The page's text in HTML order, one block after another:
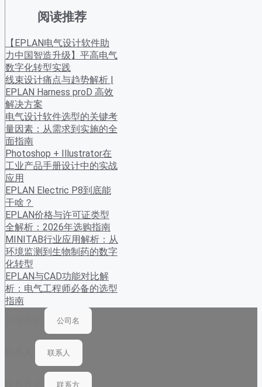
阅读推荐
【EPLAN电气设计软件助
力中国智造升级】平高电气
数字化转型实践
线束设计痛点与趋势解析 |
EPLAN Harness proD 高效
解决方案
电气设计软件选型的关键考
量因素：从需求到实施的全
面指南
Photoshop + Illustrator在
工业产品手册设计中的实战
应用
EPLAN Electric P8到底能
干啥？
EPLAN价格与许可证类型
全解析：2026年选购指南
MINITAB行业应用解析：从
环境监测到生物制药的数字
化转型
EPLAN与CAD功能对比解
析：电气工程师必备的选型
指南